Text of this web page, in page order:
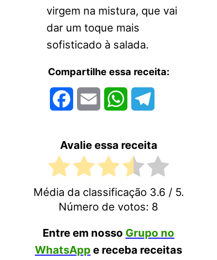
virgem na mistura, que vai
dar um toque mais
sofisticado à salada.
Compartilhe essa receita:
FacebookEmail WhatsApp
Avalie essa receita
Média da classificação 3.6 / 5.
Número de votos: 8
Entre em nosso Grupo no
WhatsApp e receba receitas